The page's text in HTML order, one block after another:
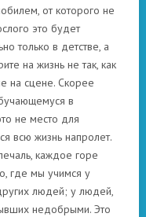
от которого не
это будет
только в детстве, а
на жизнь не так, как
на сцене. Скорее
в
не место для
всю жизнь напролет.
каждое горе
где мы учимся у
людей; у людей,
недобрыми. Это